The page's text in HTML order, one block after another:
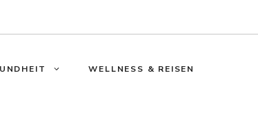
WELLNESS & REISEN